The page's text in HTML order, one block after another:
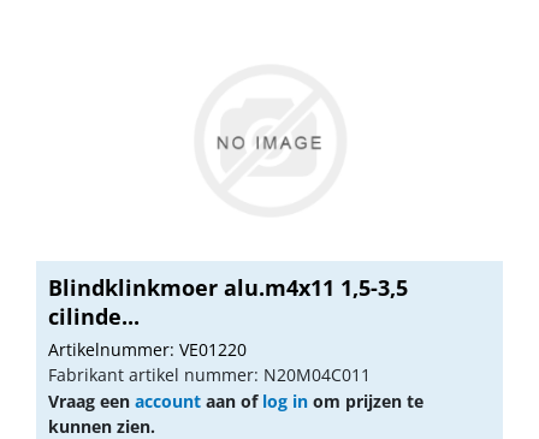
Blindklinkmoer alu.m4x11 1,5-3,5
cilinde...
Artikelnummer: VE01220
Fabrikant artikel nummer: N20M04C011
Vraag een account aan of log in om prijzen te
kunnen zien.